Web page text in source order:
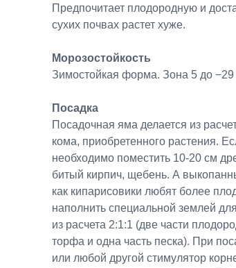
Предпочитает плодородную и
сухих почвах растет хуже.
Морозостойкость
Зимостойкая форма. Зона 5 до −29
Посадка
Посадочная яма делается из
кома, приобретенного растения.
необходимо поместить 10-20 см
битый кирпич, щебень. А
как кипарисовики любят более
наполнить специальной землей
из расчета 2:1:1 (две части
торфа и одна часть песка). При
или любой другой стимулятор